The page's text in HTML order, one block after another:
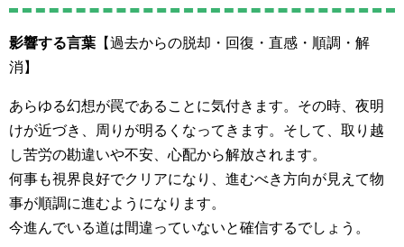
影響する言葉 【過去からの脱却・回復・直感・順調・解
消】
あらゆる幻想が罠であることに気付きます。その時、夜明
けが近づき、周りが明るくなってきます。そして、取り越
し苦労の勘違いや不安、心配から解放されます。
何事も視界良好でクリアになり、進むべき方向が見えて物
事が順調に進むようになります。
今進んでいる道は間違っていないと確信するでしょう。